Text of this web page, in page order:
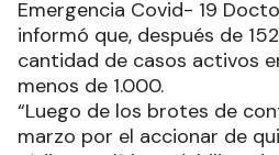
Emergencia Covid- 19
informó que, después de
cantidad de casos activos
menos de 1.000.
“Luego de los brotes de
marzo por el accionar de